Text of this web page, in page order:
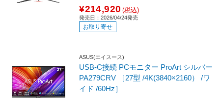
¥214,920 (税込)
発売日：2026/04/24発売
お取り寄せ
ASUS(エイスース)
USB-C接続 PCモニター ProArt シルバー
PA279CRV ［27型 /4K(3840×2160） /ワ
イド /60Hz］